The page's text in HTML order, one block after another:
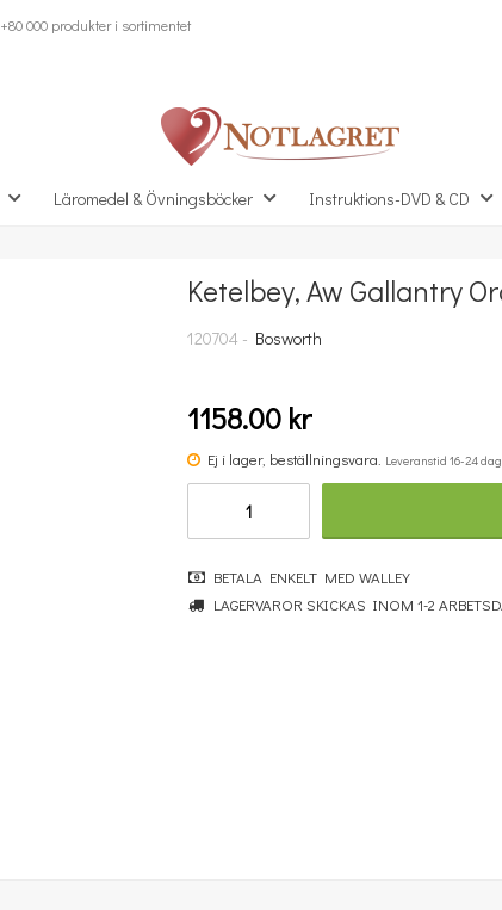
+80 000 produkter i sortimentet
Läromedel & Övningsböcker Instruktions-DVD & CD
Missa inte detta...
Ketelbey, Aw Gallantry
120704 - Bosworth
1158.00 kr
Ej i lager, beställningsvara. Leveranstid 16-24
BETALA ENKELT MED WALLEY
LAGERVAROR SKICKAS INOM 1-2